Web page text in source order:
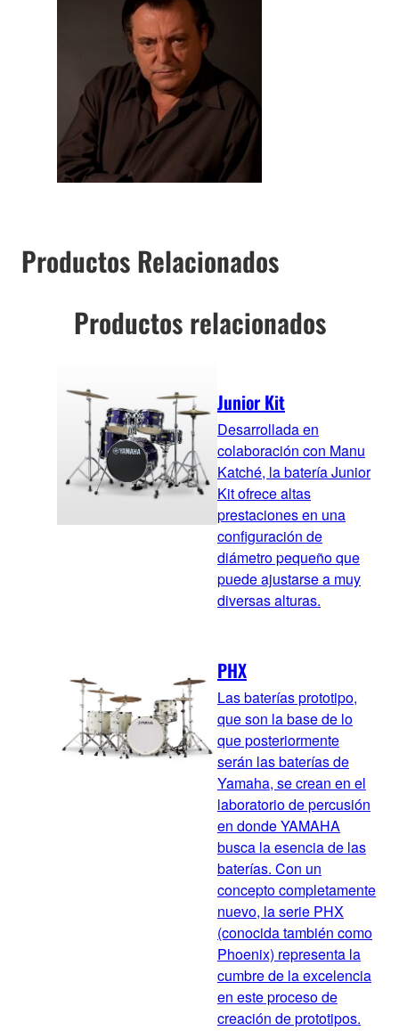
Productos Relacionados
Productos relacionados
Junior Kit
Desarrollada en
colaboración con Manu
Katché, la batería Junior
Kit ofrece altas
prestaciones en una
configuración de
diámetro pequeño que
puede ajustarse a muy
diversas alturas.
PHX
Las baterías prototipo,
que son la base de lo
que posteriormente
serán las baterías de
Yamaha, se crean en el
laboratorio de percusión
en donde YAMAHA
busca la esencia de las
baterías. Con un
concepto completamente
nuevo, la serie PHX
(conocida también como
Phoenix) representa la
cumbre de la excelencia
en este proceso de
creación de prototipos.